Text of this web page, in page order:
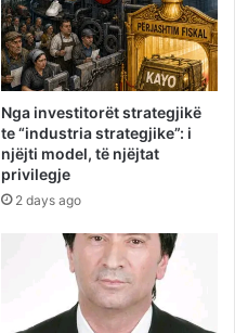
Nga investitorët strategjikë
te “industria strategjike”: i
njëjti model, të njëjtat
privilegje
2 days ago